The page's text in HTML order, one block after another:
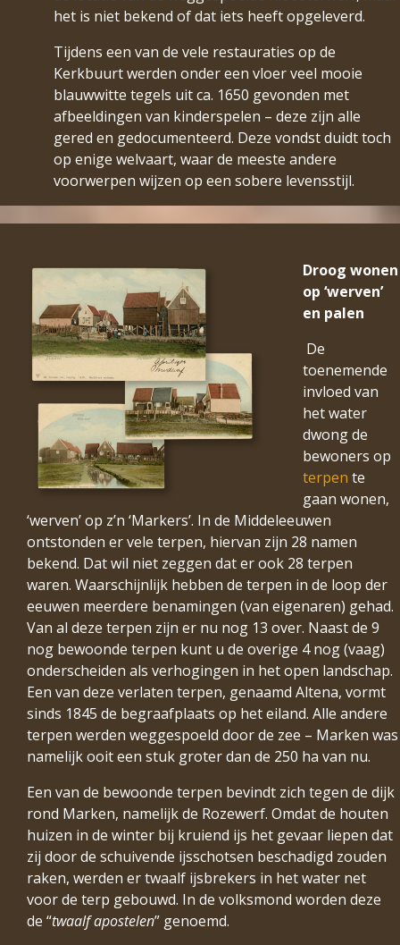
het is niet bekend of dat iets heeft opgeleverd.
Tijdens een van de vele restauraties op de
Kerkbuurt werden onder een vloer veel mooie
blauwwitte tegels uit ca. 1650 gevonden met
afbeeldingen van kinderspelen – deze zijn alle
gered en gedocumenteerd. Deze vondst duidt toch
op enige welvaart, waar de meeste andere
voorwerpen wijzen op een sobere levensstijl.
Droog wonen
op ‘werven’
en palen
De
toenemende
invloed van
het water
dwong de
bewoners op
terpen te
gaan wonen,
‘werven’ op z’n ‘Markers’. In de Middeleeuwen
ontstonden er vele terpen, hiervan zijn 28 namen
bekend. Dat wil niet zeggen dat er ook 28 terpen
waren. Waarschijnlijk hebben de terpen in de loop der
eeuwen meerdere benamingen (van eigenaren) gehad.
Van al deze terpen zijn er nu nog 13 over. Naast de 9
nog bewoonde terpen kunt u de overige 4 nog (vaag)
onderscheiden als verhogingen in het open landschap.
Een van deze verlaten terpen, genaamd Altena, vormt
sinds 1845 de begraafplaats op het eiland. Alle andere
terpen werden weggespoeld door de zee – Marken was
namelijk ooit een stuk groter dan de 250 ha van nu.
Een van de bewoonde terpen bevindt zich tegen de dijk
rond Marken, namelijk de Rozewerf. Omdat de houten
huizen in de winter bij kruiend ijs het gevaar liepen dat
zij door de schuivende ijsschotsen beschadigd zouden
raken, werden er twaalf ijsbrekers in het water net
voor de terp gebouwd. In de volksmond worden deze
de “twaalf apostelen” genoemd.